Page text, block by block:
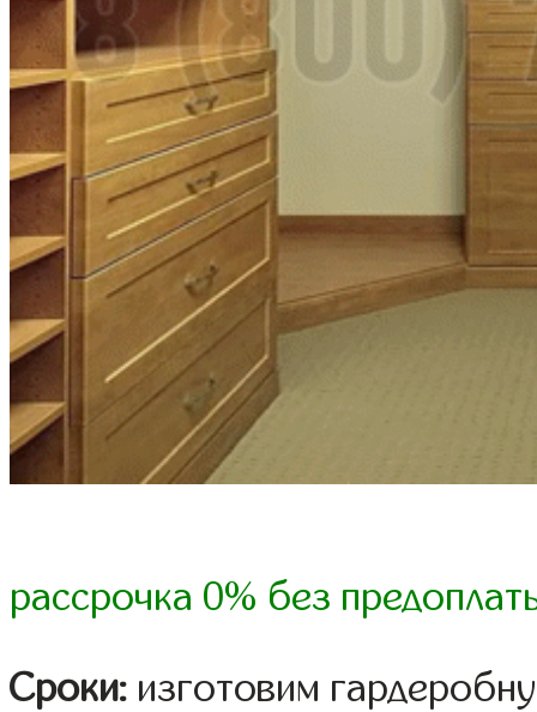
рассрочка 0% без
Сроки: изготовим